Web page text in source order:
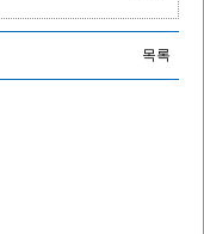
목록